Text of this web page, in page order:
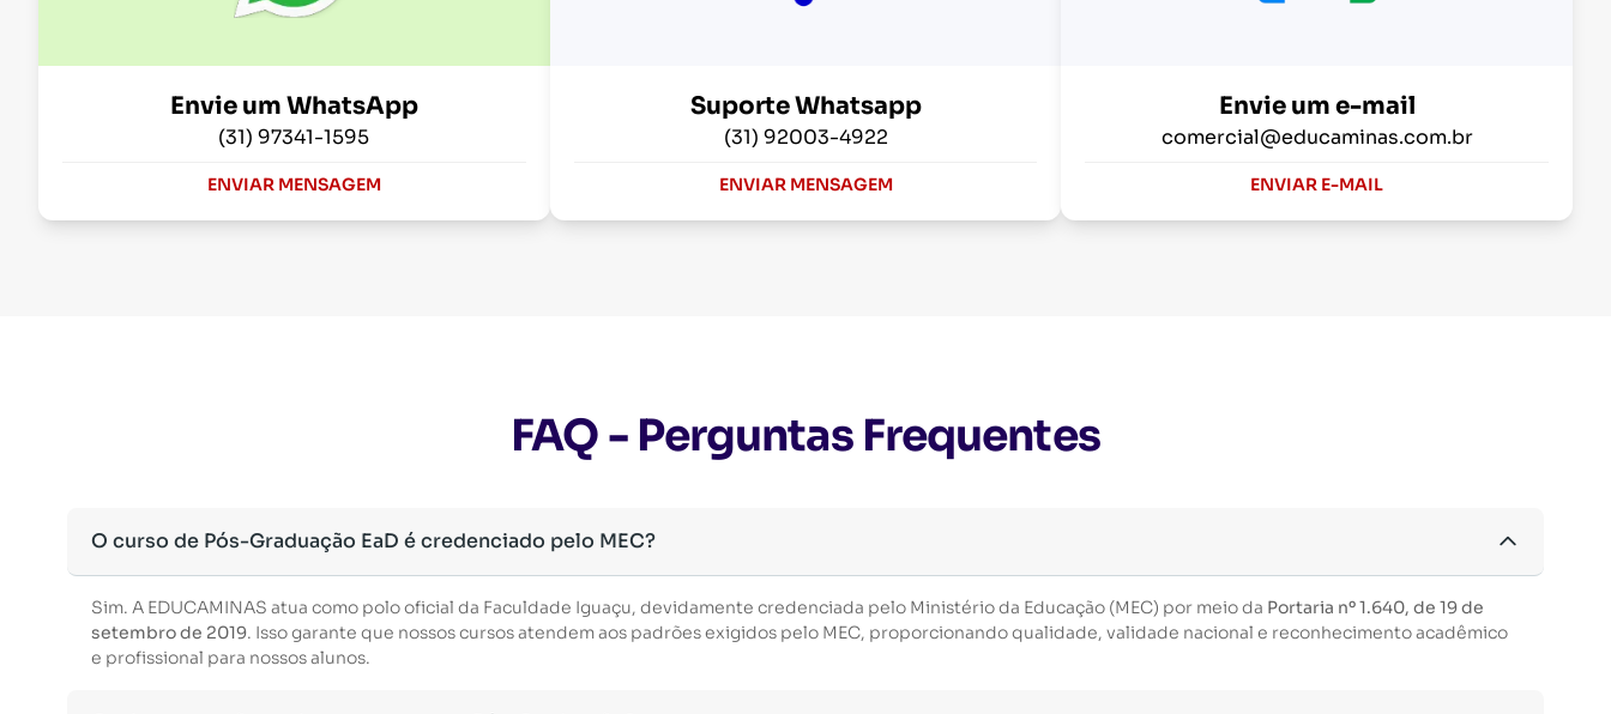
Envie um WhatsApp
(31) 97341-1595
ENVIAR MENSAGEM
Suporte Whatsapp
(31) 92003-4922
ENVIAR MENSAGEM
Envie um e-mail
comercial@educaminas.com.br
ENVIAR E-MAIL
FAQ - Perguntas Frequentes
O curso de Pós-Graduação EaD é credenciado pelo MEC?
Sim. A EDUCAMINAS atua como polo oficial da Faculdade Iguaçu, devidamente credenciada pelo Ministério da Educação (MEC) por meio da Portaria nº 1.640, de 19 de
setembro de 2019. Isso garante que nossos cursos atendem aos padrões exigidos pelo MEC, proporcionando qualidade, validade nacional e reconhecimento acadêmico
e profissional para nossos alunos.